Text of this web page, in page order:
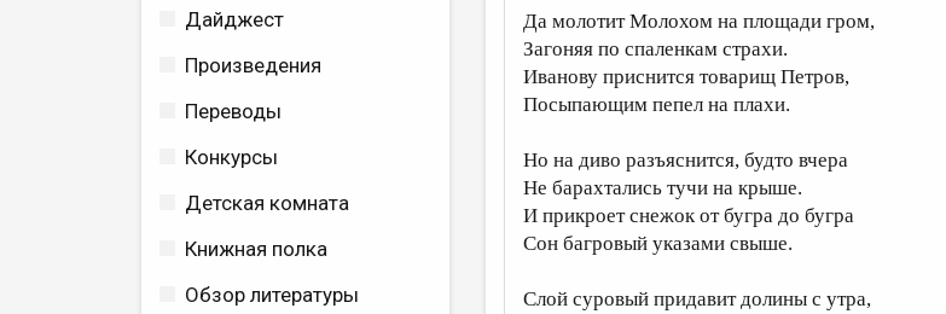
Дайджест
Произведения
Переводы
Конкурсы
Детская комната
Книжная полка
Обзор литературы
Да молотит Молохом на площади гром,
Загоняя по спаленкам страхи.
Иванову приснится товарищ Петров,
Посыпающим пепел на плахи.
Но на диво разъяснится, будто вчера
Не барахтались тучи на крыше.
И прикроет снежок от бугра до бугра
Сон багровый указами свыше.
Слой суровый придавит долины с утра,